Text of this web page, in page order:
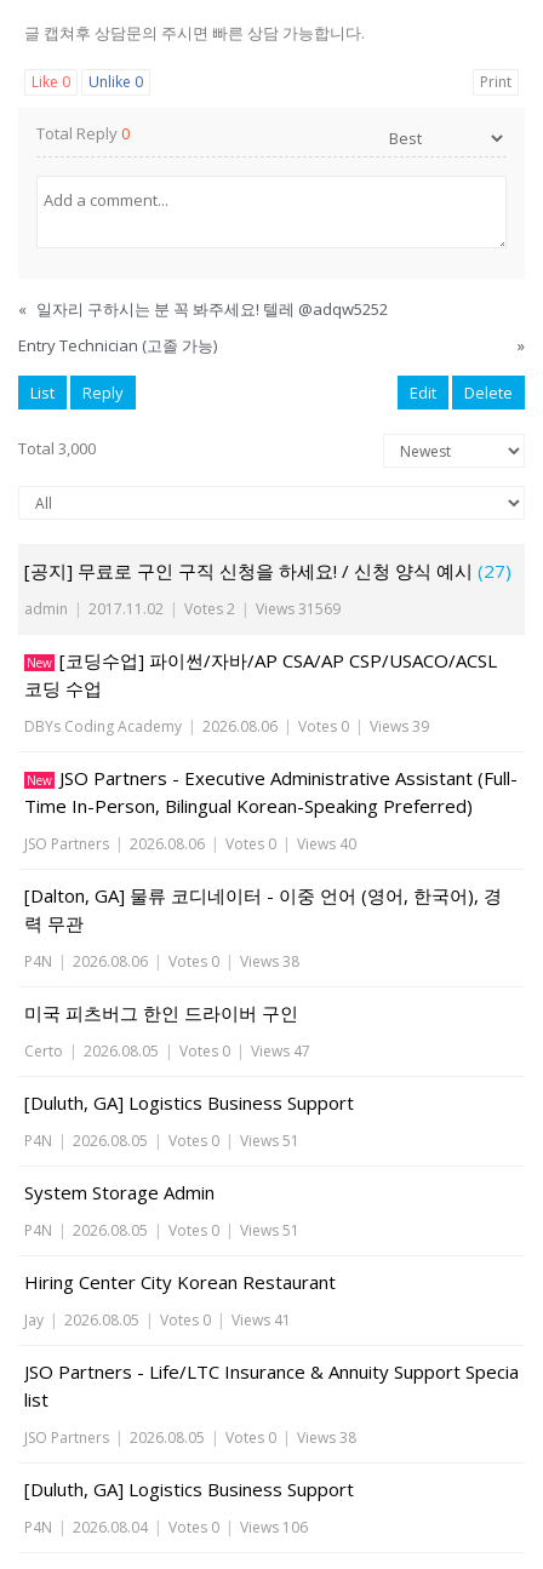
글 캡쳐후 상담문의 주시면 빠른 상담 가능합니다.
Like 0 Unlike 0 Print
Total Reply0
« 일자리 구하시는 분 꼭 봐주세요! 텔레 @adqw5252
Entry Technician (고졸 가능)
»
List Reply Edit Delete
Total 3,000
[공지] 무료로 구인 구직 신청을 하세요! / 신청 양식 예시 (27)
admin | 2017.11.02 | Votes 2 | Views 31569
New [코딩수업] 파이썬/자바/AP CSA/AP CSP/USACO/ACSL
코딩 수업
DBYs Coding Academy | 2026.08.06 | Votes 0 | Views 39
New JSO Partners - Executive Administrative Assistant (Full-
Time In-Person, Bilingual Korean-Speaking Preferred)
JSO Partners | 2026.08.06 | Votes 0 | Views 40
[Dalton, GA] 물류 코디네이터 - 이중 언어 (영어, 한국어), 경
력 무관
P4N | 2026.08.06 | Votes 0 | Views 38
미국 피츠버그 한인 드라이버 구인
Certo | 2026.08.05 | Votes 0 | Views 47
[Duluth, GA] Logistics Business Support
P4N | 2026.08.05 | Votes 0 | Views 51
System Storage Admin
P4N | 2026.08.05 | Votes 0 | Views 51
Hiring Center City Korean Restaurant
Jay | 2026.08.05 | Votes 0 | Views 41
JSO Partners - Life/LTC Insurance & Annuity Support Specia
list
JSO Partners | 2026.08.05 | Votes 0 | Views 38
[Duluth, GA] Logistics Business Support
P4N | 2026.08.04 | Votes 0 | Views 106